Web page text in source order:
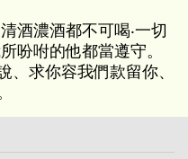
酒濃酒都不可喝‧一切
吩咐的他都當遵守。
、求你容我們款留你、